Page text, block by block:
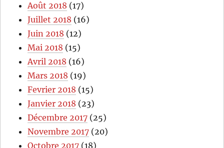
Août 2018 (17)
Juillet 2018 (16)
Juin 2018 (12)
Mai 2018 (15)
Avril 2018 (16)
Mars 2018 (19)
Fevrier 2018 (15)
Janvier 2018 (23)
Décembre 2017 (25)
Novembre 2017 (20)
Octobre 2017 (18)